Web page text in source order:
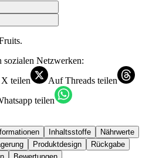
sozialen Netzwerken:
teilen
Auf Threads teilen
teilen
Inhaltsstoffe
Nährwerte
Produktdesign
Rückgabe